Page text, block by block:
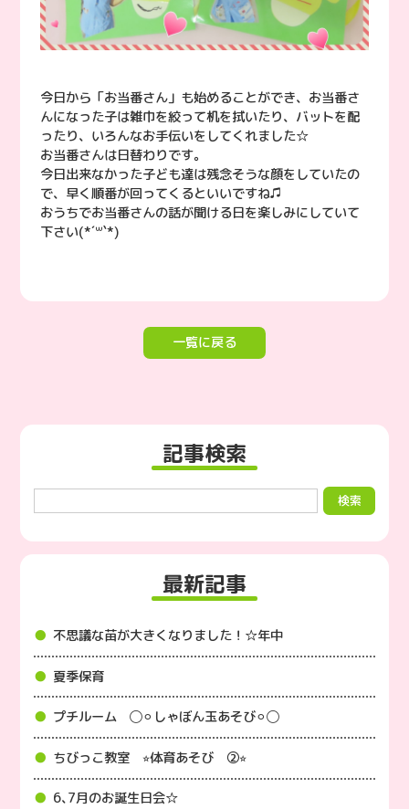
今日から「お当番さん」も始めることができ、お当番さ
んになった子は雑巾を絞って机を拭いたり、バットを配
ったり、いろんなお手伝いをしてくれました☆
お当番さんは日替わりです。
今日出来なかった子ども達は残念そうな顔をしていたの
で、早く順番が回ってくるといいですね♫
おうちでお当番さんの話が聞ける日を楽しみにしていて
下さい(*´꒳`*)
一覧に戻る
記事検索
最新記事
不思議な苗が大きくなりました！☆年中
夏季保育
プチルーム ◯⚪︎しゃぼん玉あそび⚪︎◯
ちびっこ教室 ⭐︎体育あそび ②⭐︎
6､7月のお誕生日会☆